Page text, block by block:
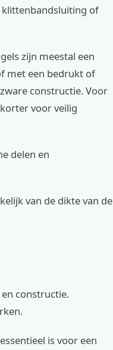
klittenbandsluiting of
zijn meestal een
met een bedrukt of
constructie. Voor
voor veilig
delen en
van de dikte van de
constructie.
is voor een